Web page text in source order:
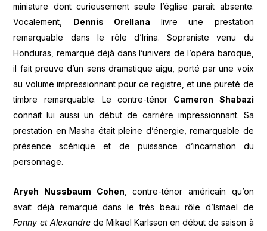
miniature dont curieusement seule l’église parait absente.
Vocalement, Dennis Orellana livre une prestation
remarquable dans le rôle d’Irina. Sopraniste venu du
Honduras, remarqué déjà dans l’univers de l’opéra baroque,
il fait preuve d’un sens dramatique aigu, porté par une voix
au volume impressionnant pour ce registre, et une pureté de
timbre remarquable. Le contre-ténor Cameron Shabazi
connait lui aussi un début de carrière impressionnant. Sa
prestation en Masha était pleine d’énergie, remarquable de
présence scénique et de puissance d’incarnation du
personnage.
Aryeh Nussbaum Cohen, contre-ténor américain qu’on
avait déjà remarqué dans le très beau rôle d’Ismaël de
Fanny et Alexandrede Mikael Karlsson en début de saison à